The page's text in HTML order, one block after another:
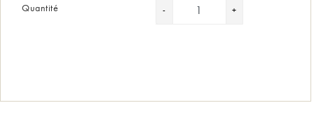
Quantité